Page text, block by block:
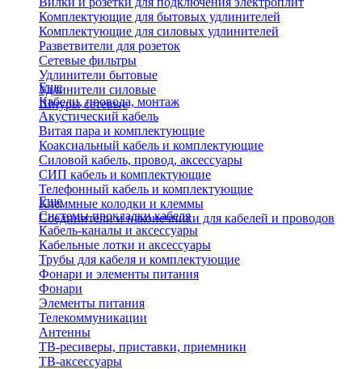
Комплектующие для бытовых удлинителей
Комплектующие для силовых удлинителей
Разветвители для розеток
Сетевые фильтры
Удлинители бытовые
Удлинители силовые
Шнуры сетевые
Еще
Кабели, провода, монтаж
Акустический кабель
Витая пара и комплектующие
Коаксиальный кабель и комплектующие
Силовой кабель, провод, аксессуары
СИП кабель и комплектующие
Телефонный кабель и комплектующие
Клеммные колодки и клеммы
Соединители и наконечники для кабелей и проводов
Еще
Системы прокладки кабеля
Кабель-каналы и аксессуары
Кабельные лотки и аксессуары
Трубы для кабеля и комплектующие
Фонари и элементы питания
Фонари
Элементы питания
Телекоммуникации
Антенны
ТВ-ресиверы, приставки, приемники
ТВ-аксессуары